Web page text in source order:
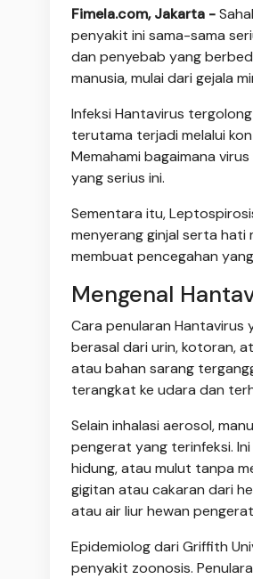
Fimela.com, Jakarta -
penyakit ini sama-sama
dan penyebab yang
manusia, mulai dari gejala
Infeksi Hantavirus
terutama terjadi melalui
Memahami bagaimana
yang serius ini.
Sementara itu,
menyerang ginjal serta hati
membuat pencegahan
Mengenal
Cara penularan Hantavirus
berasal dari urin, kotoran,
atau bahan sarang
terangkat ke udara dan
Selain inhalasi aerosol,
pengerat yang terinfeksi.
hidung, atau mulut tanpa
gigitan atau cakaran dari
atau air liur hewan
Epidemiolog dari Griffith
penyakit zoonosis.